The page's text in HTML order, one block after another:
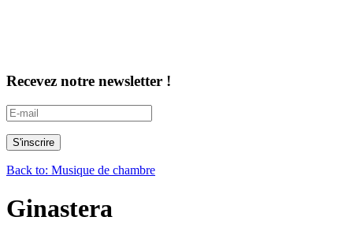
Recevez notre newsletter !
Back to: Musique de chambre
Ginastera